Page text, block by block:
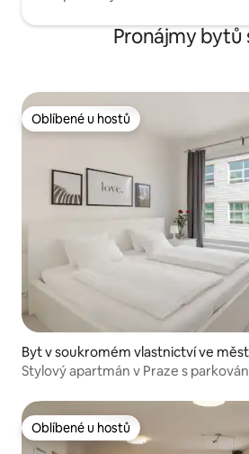
Pronájmy bytů
Oblíbené u hostů
Oblíbené u hostů
Byt v soukromém vlastnictví ve
Stylový apartmán v Praze s
Oblíbené u hostů
Oblíbené u hostů